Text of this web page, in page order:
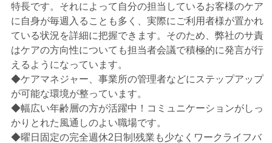
特長です。それによって自分の担当しているお客様のケア
に自身が毎週入ることも多く、実際にご利用者様が置かれ
ている状況を詳細に把握できます。そのため、弊社のサ責
はケアの方向性についても担当者会議で積極的に発言が行
えるようになっています。
◆ケアマネジャー、事業所の管理者などにステップアップ
が可能な環境が整っています。
◆幅広い年齢層の方が活躍中！コミュニケーションがしっ
かりとれた風通しのよい職場です。
◆曜日固定の完全週休2日制!残業も少なくワークライフバ